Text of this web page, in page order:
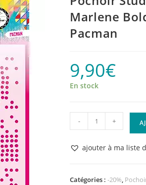
Marlene
Pacman
9,90€
En stock
quantité
de
Pochoir
Studio
Art
- +
ajouter à ma liste
Catégories :-20%,